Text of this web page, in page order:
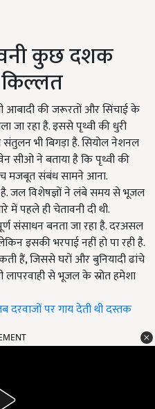
कुछ दशक
किल्लत
आबादी की जरूरतों और सिंचाई के
जा रहा है. इससे पृथ्वी की धुरी
संतुलन भी बिगड़ा है. सियोल नेशनल
सीओ ने बताया है कि पृथ्वी की
मजबूत संबंध सामने आना.
है. जल विशेषज्ञों ने लंबे समय से भूजल
पहले ही चेतावनी दी थी.
संसाधन बनता जा रहा है. दरअसल
इसकी भरपाई नहीं हो पा रही है.
हैं, जिससे घरों और बुनियादी ढांचे
से भूजल के स्रोत हमेशा
दरवाजों पर गाय देती थी दस्तक